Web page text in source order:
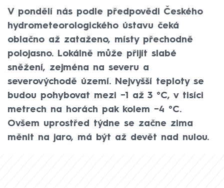
V pondělí nás podle předpovědi Českého
hydrometeorologického ústavu čeká
oblačno až zataženo, místy přechodně
polojasno. Lokálně může přijít slabé
sněžení, zejména na severu a
severovýchodě území. Nejvyšší teploty se
budou pohybovat mezi −1 až 3 °C, v tisíci
metrech na horách pak kolem −4 °C.
Ovšem uprostřed týdne se začne zima
měnit na jaro, má být až devět nad nulou.